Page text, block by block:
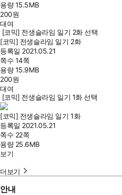
용량15.5MB
200원
대여
[코믹] 전생슬라임 일기 2화 선택
[코믹] 전생슬라임 일기 2화
등록일 2021.05.21
쪽수 14쪽
용량15.9MB
200원
대여
[코믹] 전생슬라임 일기 1화 선택
[코믹] 전생슬라임 일기 1화
등록일 2021.05.21
쪽수 22쪽
용량 25.6MB
보기
더보기
안내